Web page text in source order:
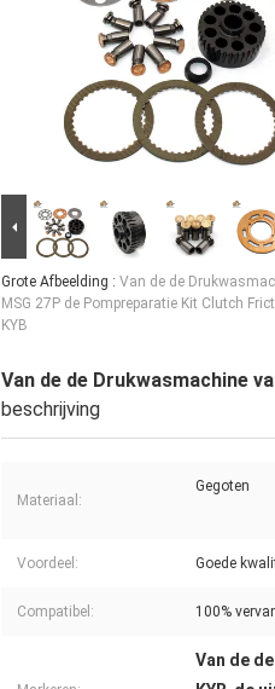
Grote Afbeelding : Van de de
MSG 27P de Pompreparatie Kit Clutch
KYB
Van de de Drukwasmachine
beschrijving
Materiaal:
Gegoten
Voordeel: Goede
Compatibel: 100%
Van de